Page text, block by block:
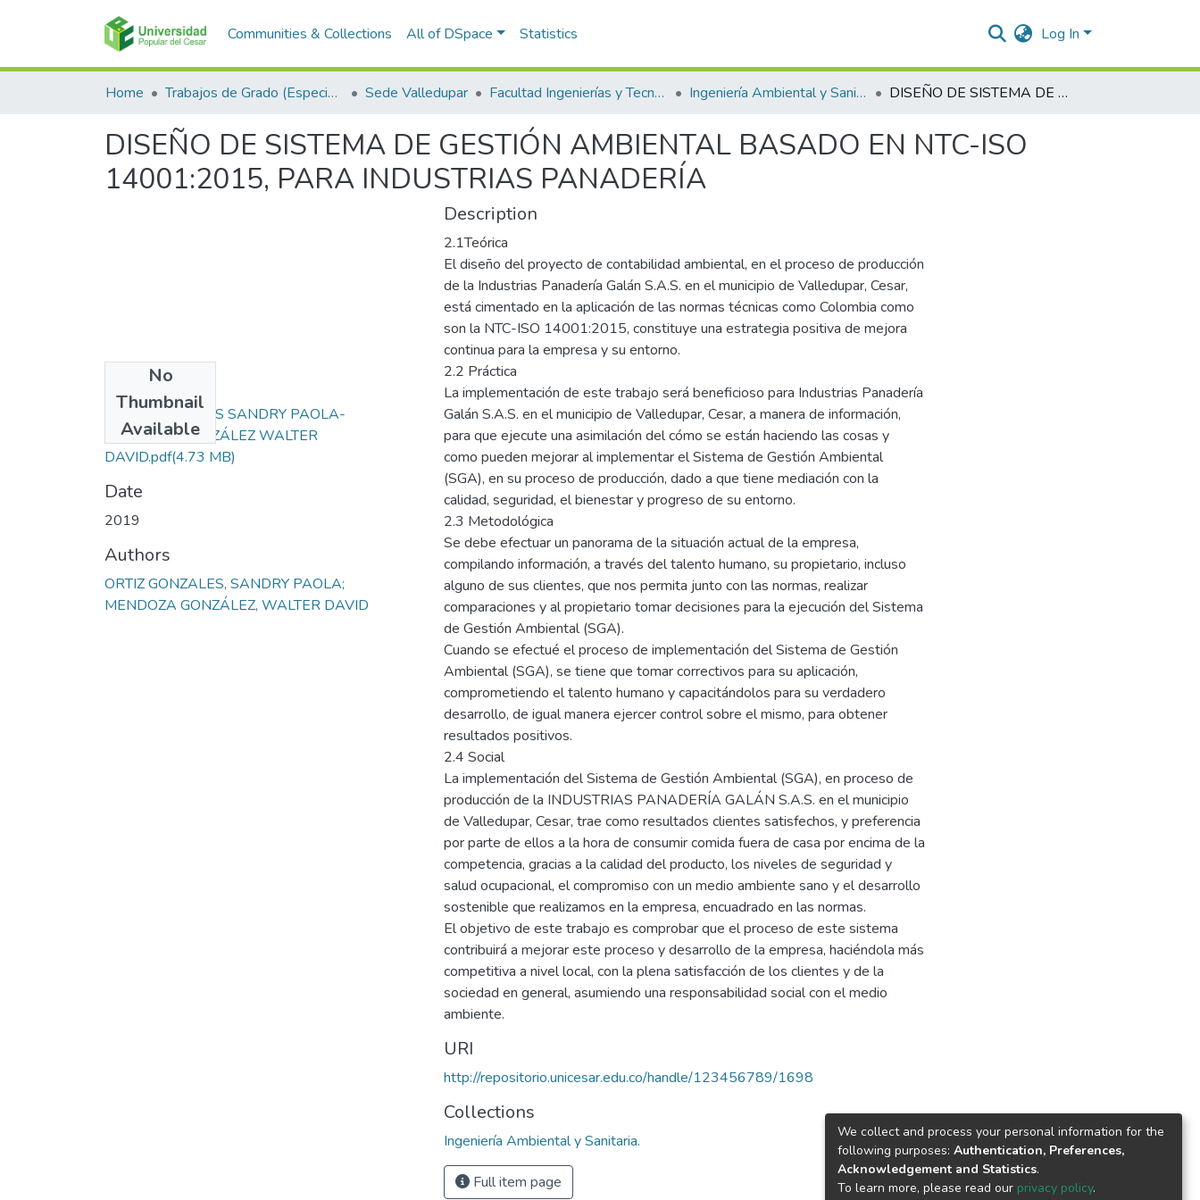
Communities & Collections All of DSpace Statistics Log In
Home Trabajos de Grado (Especializaciones y Pregrados) Sede Valledupar Facultad Ingenierías y Tecnologías Ingeniería Ambiental y Sanitaria. DISEÑO DE SISTEMA DE GESTIÓN AMBIENTAL BASADO EN NTC-ISO 14001:2015, PARA INDUSTRIAS PANADERÍA
DISEÑO DE SISTEMA DE GESTIÓN AMBIENTAL BASADO EN NTC-ISO
14001:2015, PARA INDUSTRIAS PANADERÍA
No
Thumbnail
Available
ORTIZ GONZALES SANDRY PAOLA-
MENDOZA GONZÁLEZ WALTER
DAVID.pdf(4.73 MB)
Date
2019
Authors
ORTIZ GONZALES, SANDRY PAOLA;
MENDOZA GONZÁLEZ, WALTER DAVID
Description
2.1Teórica
El diseño del proyecto de contabilidad ambiental, en el proceso de producción
de la Industrias Panadería Galán S.A.S. en el municipio de Valledupar, Cesar,
está cimentado en la aplicación de las normas técnicas como Colombia como
son la NTC-ISO 14001:2015, constituye una estrategia positiva de mejora
continua para la empresa y su entorno.
2.2 Práctica
La implementación de este trabajo será beneficioso para Industrias Panadería
Galán S.A.S. en el municipio de Valledupar, Cesar, a manera de información,
para que ejecute una asimilación del cómo se están haciendo las cosas y
como pueden mejorar al implementar el Sistema de Gestión Ambiental
(SGA), en su proceso de producción, dado a que tiene mediación con la
calidad, seguridad, el bienestar y progreso de su entorno.
2.3 Metodológica
Se debe efectuar un panorama de la situación actual de la empresa,
compilando información, a través del talento humano, su propietario, incluso
alguno de sus clientes, que nos permita junto con las normas, realizar
comparaciones y al propietario tomar decisiones para la ejecución del Sistema
de Gestión Ambiental (SGA).
Cuando se efectué el proceso de implementación del Sistema de Gestión
Ambiental (SGA), se tiene que tomar correctivos para su aplicación,
comprometiendo el talento humano y capacitándolos para su verdadero
desarrollo, de igual manera ejercer control sobre el mismo, para obtener
resultados positivos.
2.4 Social
La implementación del Sistema de Gestión Ambiental (SGA), en proceso de
producción de la INDUSTRIAS PANADERÍA GALÁN S.A.S. en el municipio
de Valledupar, Cesar, trae como resultados clientes satisfechos, y preferencia
por parte de ellos a la hora de consumir comida fuera de casa por encima de la
competencia, gracias a la calidad del producto, los niveles de seguridad y
salud ocupacional, el compromiso con un medio ambiente sano y el desarrollo
sostenible que realizamos en la empresa, encuadrado en las normas.
El objetivo de este trabajo es comprobar que el proceso de este sistema
contribuirá a mejorar este proceso y desarrollo de la empresa, haciéndola más
competitiva a nivel local, con la plena satisfacción de los clientes y de la
sociedad en general, asumiendo una responsabilidad social con el medio
ambiente.
URI
http://repositorio.unicesar.edu.co/handle/123456789/1698
Collections
Ingeniería Ambiental y Sanitaria.
Full item page
We collect and process your personal information for the
following purposes: Authentication, Preferences,
Acknowledgement and Statistics.
To learn more, please read our privacy policy.